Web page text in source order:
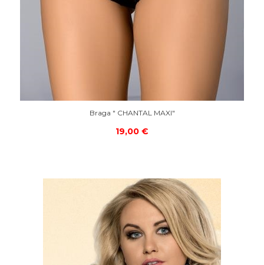
Braga " CHANTAL MAXI"
19,00 €